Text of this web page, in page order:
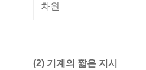
차원
(2) 기계의 짧은 지시